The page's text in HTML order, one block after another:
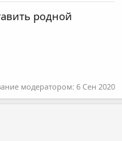
родной
модератором: 6 Сен 2020